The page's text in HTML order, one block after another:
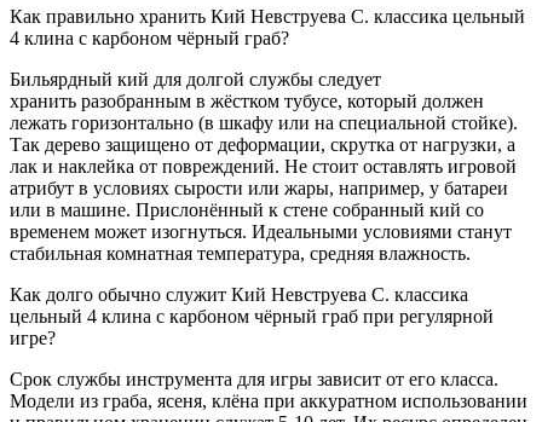
Как правильно хранить Кий Невструева С. классика цельный
4 клина с карбоном чёрный граб?
Бильярдный кий для долгой службы следует
хранить разобранным в жёстком тубусе, который должен
лежать горизонтально (в шкафу или на специальной стойке).
Так дерево защищено от деформации, скрутка от нагрузки, а
лак и наклейка от повреждений. Не стоит оставлять игровой
атрибут в условиях сырости или жары, например, у батареи
или в машине. Прислонённый к стене собранный кий со
временем может изогнуться. Идеальными условиями станут
стабильная комнатная температура, средняя влажность.
Как долго обычно служит Кий Невструева С. классика
цельный 4 клина с карбоном чёрный граб при регулярной
игре?
Срок службы инструмента для игры зависит от его класса.
Модели из граба, ясеня, клёна при аккуратном использовании